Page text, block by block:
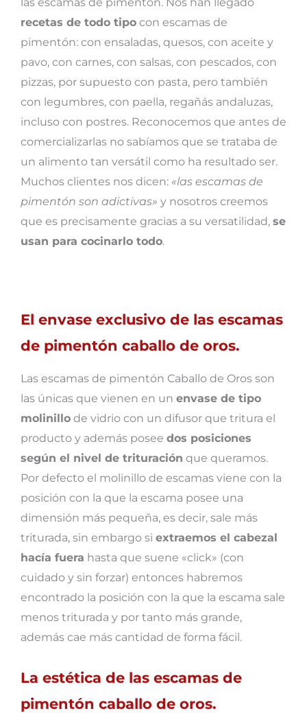
las escamas de pimentón. Nos han llegado
recetas de todo tipo con escamas de
pimentón: con ensaladas, quesos, con aceite y
pavo, con carnes, con salsas, con pescados, con
pizzas, por supuesto con pasta, pero también
con legumbres, con paella, regañás andaluzas,
incluso con postres. Reconocemos que antes de
comercializarlas no sabíamos que se trataba de
un alimento tan versátil como ha resultado ser.
Muchos clientes nos dicen: «las escamas de
pimentón son adictivas» y nosotros creemos
que es precisamente gracias a su versatilidad, se
usan para cocinarlo todo.
El envase exclusivo de las escamas
de pimentón caballo de oros.
Las escamas de pimentón Caballo de Oros son
las únicas que vienen en un envase de tipo
molinillo de vidrio con un difusor que tritura el
producto y además posee dos posiciones
según el nivel de trituración que queramos.
Por defecto el molinillo de escamas viene con la
posición con la que la escama posee una
dimensión más pequeña, es decir, sale más
triturada, sin embargo si extraemos el cabezal
hacía fuera hasta que suene «click» (con
cuidado y sin forzar) entonces habremos
encontrado la posición con la que la escama sale
menos triturada y por tanto más grande,
además cae más cantidad de forma fácil.
La estética de las escamas de
pimentón caballo de oros.